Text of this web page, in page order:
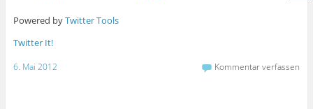
Powered byTwitter Tools
Twitter It!
6. Mai 2012 Kommentar verfassen